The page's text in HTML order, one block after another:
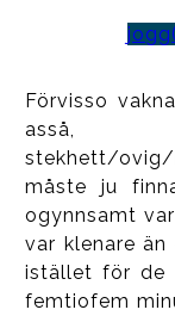
Förvisso
asså,
stekhett/
måste ju
ogynnsamt
var klenare
istället för de
femtiofem